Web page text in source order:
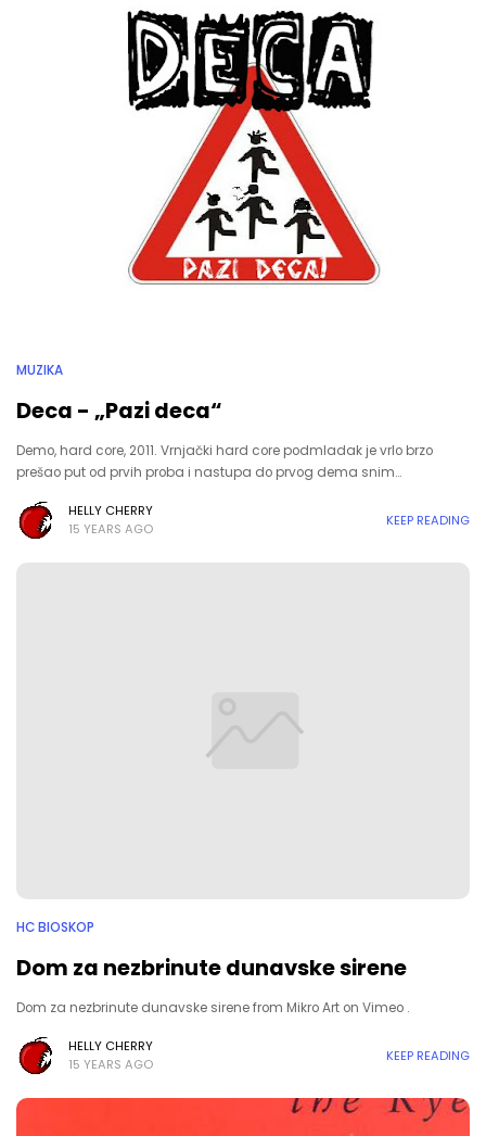
MUZIKA
Deca - „Pazi deca“
Demo, hard core, 2011. Vrnjački hard core podmladak je vrlo brzo
prešao put od prvih proba i nastupa do prvog dema snim…
HELLY CHERRY
15 YEARS AGO
KEEP READING
HC BIOSKOP
Dom za nezbrinute dunavske sirene
Dom za nezbrinute dunavske sirene from Mikro Art on Vimeo .
HELLY CHERRY
15 YEARS AGO
KEEP READING